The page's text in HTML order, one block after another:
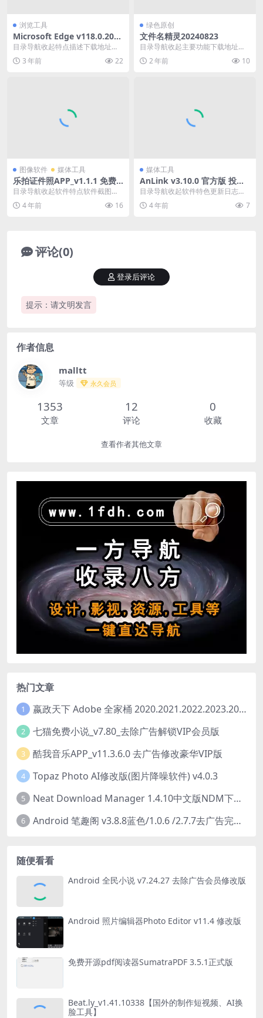
浏览工具
Microsoft Edge v118.0.208
8.69 便携增强版
目录导航收起特点描述下载地址目
录导航收起特点描述下载地址Micro
soft Ed...
3 年前 22
绿色原创
文件名精灵20240823
目录导航收起主要功能下载地址目
录导航收起主要功能下载地址文件
名精灵2024是一款...
2 年前 10
图像软件 媒体工具
乐拍证件照APP_v1.1.1 免费
制作证件照的神器
目录导航收起软件特点软件截图下
载地址目录导航收起软件特点软件
截图下载地址乐拍证件...
4 年前 16
媒体工具
AnLink v3.10.0 官方版 投屏
镜像多屏协同工具
目录导航收起软件特色更新日志下
载地址目录导航收起软件特色更新
日志下载地址Anli...
4 年前 7
评论(0)
提示：请文明发言
登录后评论
作者信息
malltt
等级 永久会员
1353
文章
12
评论
0
收藏
查看作者其他文章
热门文章
1 嬴政天下 Adobe 全家桶 2020.2021.2022.2023.2024.2025大师版（2025年08月版 ）
2 七猫免费小说_v7.80_去除广告解锁VIP会员版
3 酷我音乐APP_v11.3.6.0 去广告修改豪华VIP版
4 Topaz Photo AI修改版(图片降噪软件) v4.0.3
5 Neat Download Manager 1.4.10中文版NDM下载器简称NDM
6 Android 笔趣阁 v3.8.8蓝色/1.0.6 /2.7.7去广告完美版
随便看看
Android 全民小说 v7.24.27 去除广告会员修改版
Android 照片编辑器Photo Editor v11.4 修改版
免费开源pdf阅读器SumatraPDF 3.5.1正式版
Beat.ly_v1.41.10338【国外的制作短视频、AI换
脸工具】